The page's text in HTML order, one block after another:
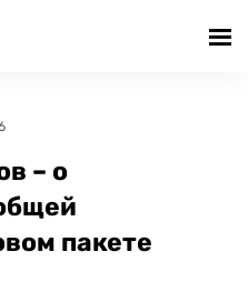
– о
пакете